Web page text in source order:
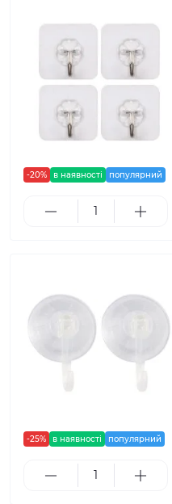
-20% в наявності популярний
-25% в наявності популярний